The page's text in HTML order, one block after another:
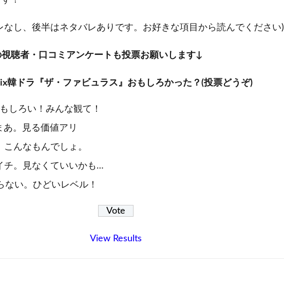
なし、後半はネタバレありです。お好きな項目から読んでください)
聴者・口コミアンケートも投票お願いします↓
韓ドラ『ザ・ファビュラス』おもしろかった？(投票どうぞ)
しろい！みんな観て！
あ。見る価値アリ
こんなもんでしょ。
チ。見なくていいかも…
ない。ひどいレベル！
View Results